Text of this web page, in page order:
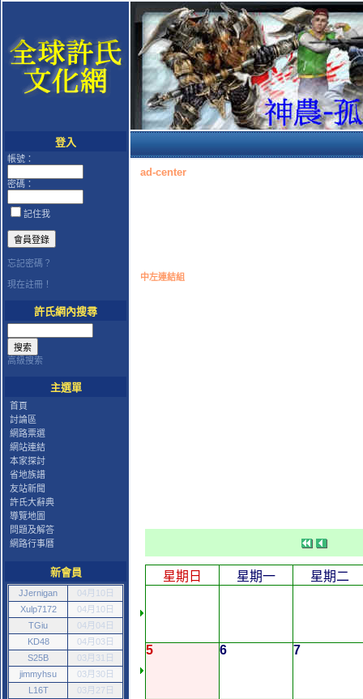
登入
帳號：
密碼：
記住我
忘記密碼？
現在註冊！
許氏網內搜尋
高級搜索
主選單
首頁
討論區
網路票選
網站連結
本家探討
省地族譜
友站新聞
許氏大辭典
導覽地圖
問題及解答
網路行事曆
新會員
JJernigan
04月10日
Xulp7172
04月10日
TGiu
04月04日
KD48
04月03日
S25B
03月31日
jimmyhsu
03月30日
L16T
03月27日
ad-center
中左連結組
星期日 星期一 星期二
5 6 7